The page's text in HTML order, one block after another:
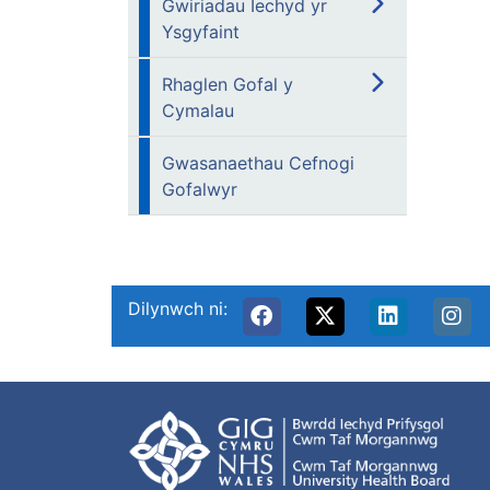
Gwiriadau Iechyd yr
Ysgyfaint
Rhaglen Gofal y
Cymalau
Gwasanaethau Cefnogi
Gofalwyr
Dilynwch ni: